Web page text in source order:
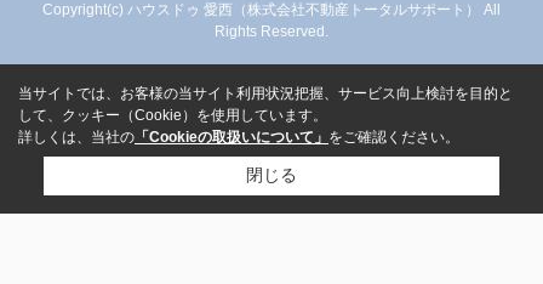
Copyright(c) ハウスドゥ 愛西（株式会社不動産トータルサポート） All
Rights Reserved.
当サイトでは、お客様の当サイト利用状況把握、サービス向上検討を目的と
して、クッキー（Cookie）を使用しています。
詳しくは、当社の 「Cookieの取扱いについて」 をご確認ください。
閉じる